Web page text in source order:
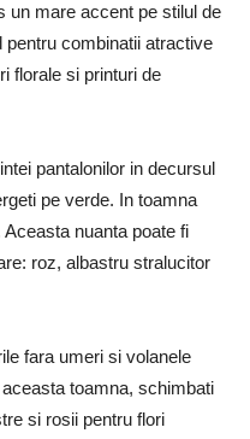
un mare accent pe stilul de
combinatii atractive
florale si printuri de
pantalonilor in decursul
pe verde. In toamna
nuanta poate fi
roz, albastru stralucitor
fara umeri si volanele
toamna, schimbati
si rosii pentru flori